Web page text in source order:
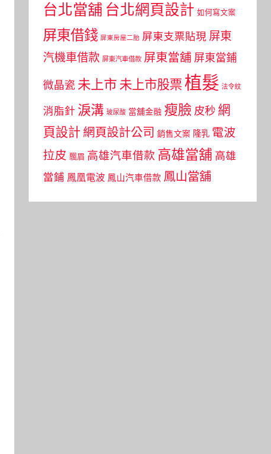
台北當舖 台北網頁設計 如何寫文案
屏東借錢 屏東房屋二胎 屏東支票貼現 屏東
汽機車借款 屏東汽車借款 屏東當舖 屏東當鋪
微晶瓷 未上市 未上市股票植髮 法令紋
消脂針 淚溝 玻尿酸 當舖金融 瘦臉 皮秒 網
頁設計 網頁設計公司 銷售文案 隆乳 電波
拉皮 飄眉 高雄汽車借款 高雄當舖 高雄
當鋪 鳳凰電波 鳳山汽車借款 鳳山當舖